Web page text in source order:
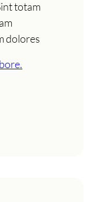
totam
dolores